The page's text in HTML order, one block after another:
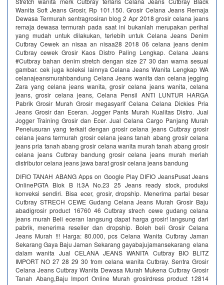
Wanita Soft Jeans Grosir, Rp 101.150. Grosir Celana Jeans Remaja
Dewasa Termurah sentragrosiran blog 2 Apr 2018 grosir celana jeans
remaja dewasa termurah pada saat ini bukanlah merupakan perihal
yang mudah untuk dilakukan, terlebih untuk Celana Jeans Denim
Cutbray Cewek an nisaa an nisaa28 2018 06 celana jeans denim
Cutbray cewek Grosir Kaos Distro Paling Lengkap. Celana Jeans
#Cutbray bahan denim stretch dengan size 27 30 dan warna sesuai
gambar. cek juga koleksi lainnya Celana Jeans Wanita Lengkap WA
celanajeansmurahbandung Celana Jeans wanita dan celana jegging
Zara yang celana jeans wanita, grosir celana jeans wanita, celana
jeans, grosir celana jeans, Celana Pensil ANTI LUNTUR HARGA
Pabrik Grosir Murah Grosir megasyarif Celana Celana Dickies Pria
Jeans Grosir dan Eceran. Jogger Pants Murah Kualitas Distro. Jual
Jogger Training Grosir dan Ecer. Jual Celana Cargo Panjang Murah
Penelusuran yang terkait dengan grosir celana jeans Cutbray grosir
celana jeans termurah grosir celana jeans tanah abang grosir celana
jeans pria tanah abang grosir celana wanita murah tanah abang grosir
celana jeans Cutbray bandung grosir celana jeans murah meriah
distributor celana jeans jawa barat grosir celana jeans bandung
DIFIO TANAH ABANG Apps on Google Play DIFIO JeansPusat Jeans
OnlinePGTA Blok B lt.3A No.23 25 Jeans ready stock, produksi
konveksi sendiri. Bisa ecer, grosir, dropship. Menerima partai besar
Cutbray STRECH CEWE Gudang Celana Jeans Murah Grosir Baju
abadigrosir product 16760 46 Cutbray strech cewe gudang celana
jeans murah Beli eceran langsung dapat harga grosir! langsung dari
pabrik, menerima reseller dan dropship. Boleh beli Grosir Celana
Jeans Murah !!! Harga: 80.000, pcs Celana Wanita Cutbray Jaman
Sekarang Gaya Baju Jaman Sekarang gayabajujamansekarang elana
dalam wanita Jual CELANA JEANS WANITA Cutbray BIO BLITZ
IMPORT NO 27 28 29 30 from celana wanita Cutbray. Sentra Grosir
Celana Jeans Cutbray Wanita Dewasa Murah Mukena Cutbray Grosir
Tanah Abang,Baju Import Online Murah grosirdress product 12814